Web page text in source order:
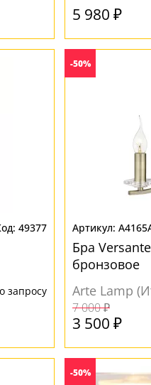
5 980 ₽
49377
запросу
-50%
Бра
бронзовое
Arte Lamp
7 000 ₽
3 500 ₽
-50%